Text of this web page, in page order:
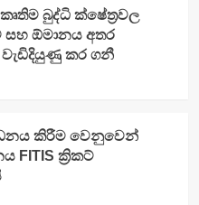
බුද්ධි ක්ෂේත්‍රවල
සහ ඕමානය අතර
වැඩිදියුණු කර ගනී
කිරීම වෙනුවෙන්
FITIS ක්‍රිකට්